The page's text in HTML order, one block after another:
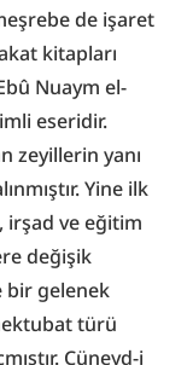
de işaret
kitapları
Nuaym el-
eseridir.
zeyillerin yanı
Yine ilk
ve eğitim
değişik
bir gelenek
türü
Cüneyd-i